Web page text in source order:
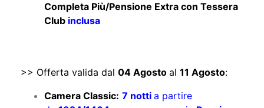
Completa Più/Pensione Extra con Tessera
Club inclusa
>> Offerta valida dal 04 Agosto al 11 Agosto:
Camera Classic: 7 notti a partire